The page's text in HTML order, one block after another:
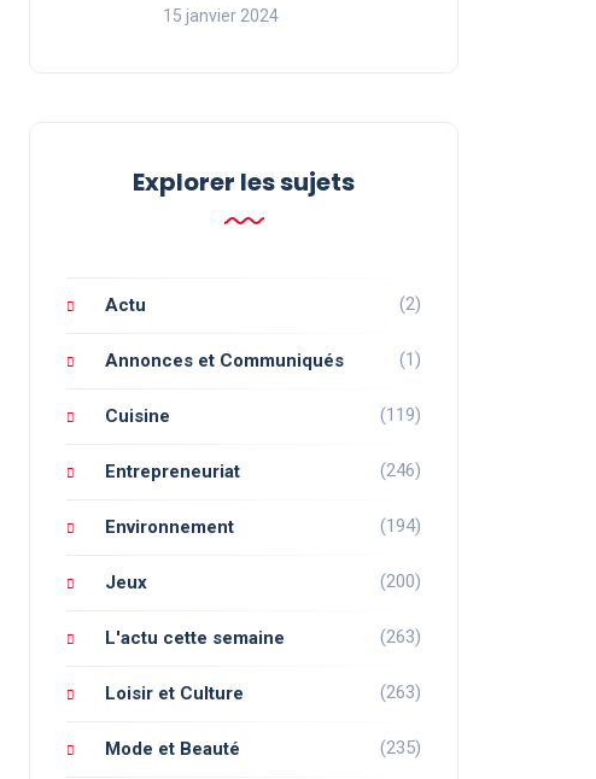
15 janvier 2024
Explorer les sujets
Actu (2)
Annonces et Communiqués (1)
Cuisine (119)
Entrepreneuriat (246)
Environnement (194)
Jeux (200)
L'actu cette semaine (263)
Loisir et Culture (263)
Mode et Beauté (235)